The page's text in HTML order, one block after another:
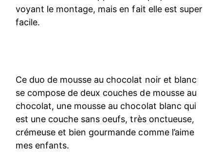
voyant le montage, mais en fait elle est super
facile.
Ce duo de mousse au chocolat noir et blanc
se compose de deux couches de mousse au
chocolat, une mousse au chocolat blanc qui
est une couche sans oeufs, très onctueuse,
crémeuse et bien gourmande comme l’aime
mes enfants.